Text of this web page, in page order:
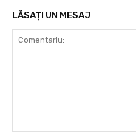
LĂSAȚI UN MESAJ